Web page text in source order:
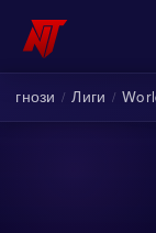
/ Лиги /